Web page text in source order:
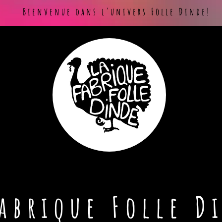
Bienvenue dans l'univers Folle Dinde!
Folle